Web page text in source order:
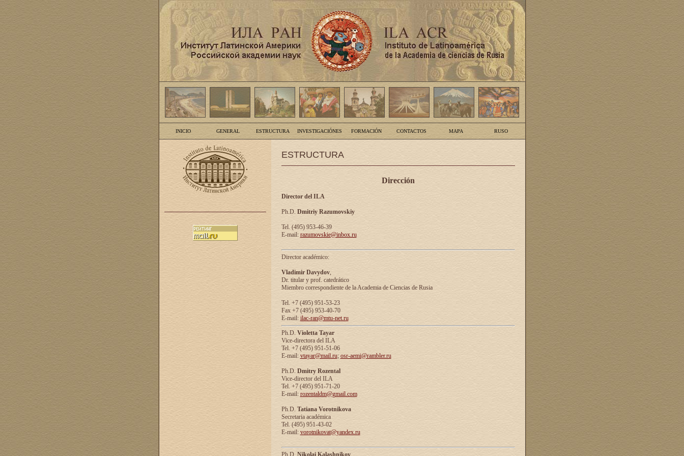
INICIO GENERAL ESTRUCTURA INVESTIGACIÓNES FORMACIÓN CONTACTOS MAPA RUSO
ESTRUCTURA
Dirección
Director del ILA
Ph.D. Dmitriy Razumovskiy
Tel. (495) 953-46-39
E-mail: razumovskie@inbox.ru
Director académico:
Vladimir Davydov,
Dr. titular y prof. catedrático
Miembro correspondiente de la Academia de Ciencias de Rusia
Tel. +7 (495) 951-53-23
Fax +7 (495) 953-40-70
E-mail: ilac-ran@mtu-net.ru
Ph.D. Violetta Tayar
Vice-directora del ILA
Tel. +7 (495) 951-51-06
E-mail: vtayar@mail.ru; osr-aemi@rambler.ru
Ph.D. Dmitry Rozental
Vice-director del ILA
Tel. +7 (495) 951-71-20
E-mail: rozentaldm@gmail.com
Ph.D. Tatiana Vorotnikova
Secretaria académica
Tel. (495) 951-43-02
E-mail: vorotnikovat@yandex.ru
Ph.D. Nikolai Kalashnikov